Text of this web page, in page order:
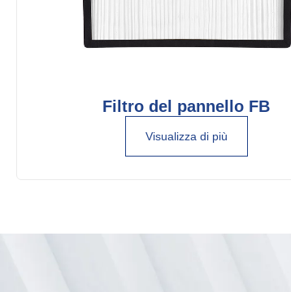
Filtro del pannello FB
Visualizza di più